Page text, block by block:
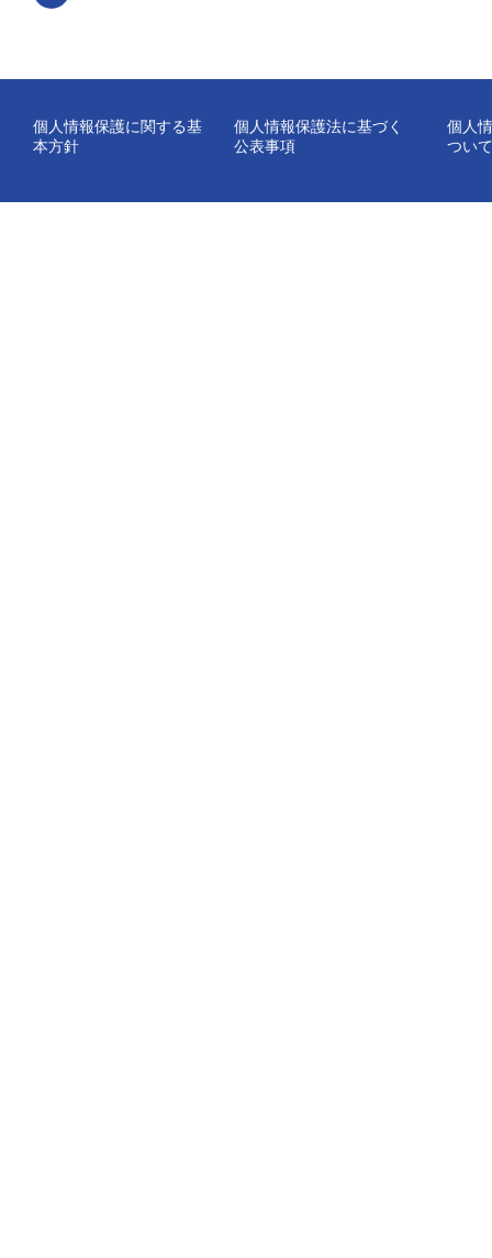
個人情報保護に関する基
本方針
個人情報保護法に基づく
公表事項
個人
ついて